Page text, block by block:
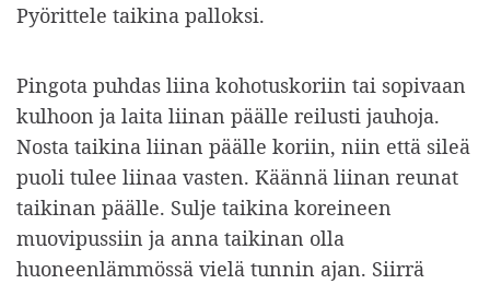
Pyörittele taikina palloksi.
Pingota puhdas liina kohotuskoriin tai sopivaan
kulhoon ja laita liinan päälle reilusti jauhoja.
Nosta taikina liinan päälle koriin, niin että sileä
puoli tulee liinaa vasten. Käännä liinan reunat
taikinan päälle. Sulje taikina koreineen
muovipussiin ja anna taikinan olla
huoneenlämmössä vielä tunnin ajan. Siirrä